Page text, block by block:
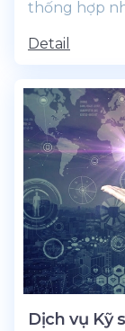
thống hợp
Detail
Dịch vụ Kỹ